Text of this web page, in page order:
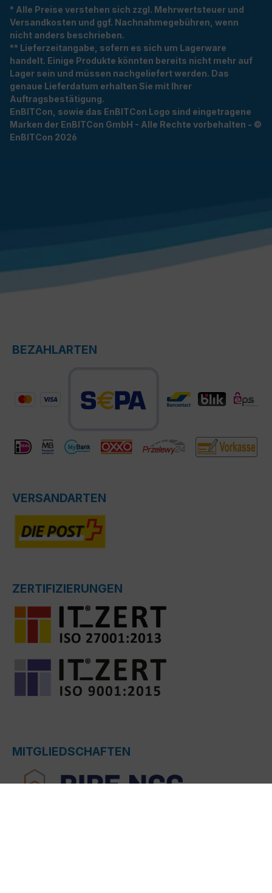
* Alle Preise verstehen sich zzgl. Mehrwertsteuer und
Versandkosten und ggf. Nachnahmegebühren, wenn
nicht anders beschrieben.
** Lieferzeitangabe, sofern es sich um Lagerware
handelt. Einige Produkte könnten bereits nicht mehr auf
Lager sein und müssen nachgeliefert werden. Das
genaue Lieferdatum erhalten Sie mit Ihrer
Auftragsbestätigung.
EnBITCon, sowie das EnBITCon Logo sind eingetragene
Marken der EnBITCon GmbH - Alle Rechte vorbehalten - ©
EnBITCon 2026
BEZAHLARTEN
VERSANDARTEN
ZERTIFIZIERUNGEN
MITGLIEDSCHAFTEN